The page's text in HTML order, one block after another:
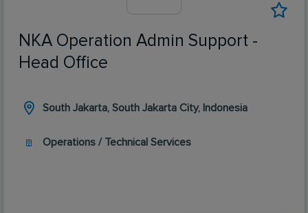
NKA Operation Admin Support -
Head Office
South Jakarta, South Jakarta City, Indonesia
Operations / Technical Services